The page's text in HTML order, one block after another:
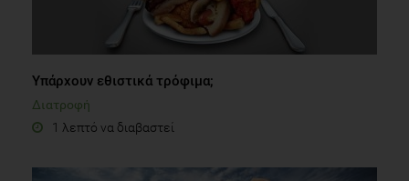
Υπάρχουν εθιστικά τρόφιμα;
Διατροφή
1 λεπτό να διαβαστεί